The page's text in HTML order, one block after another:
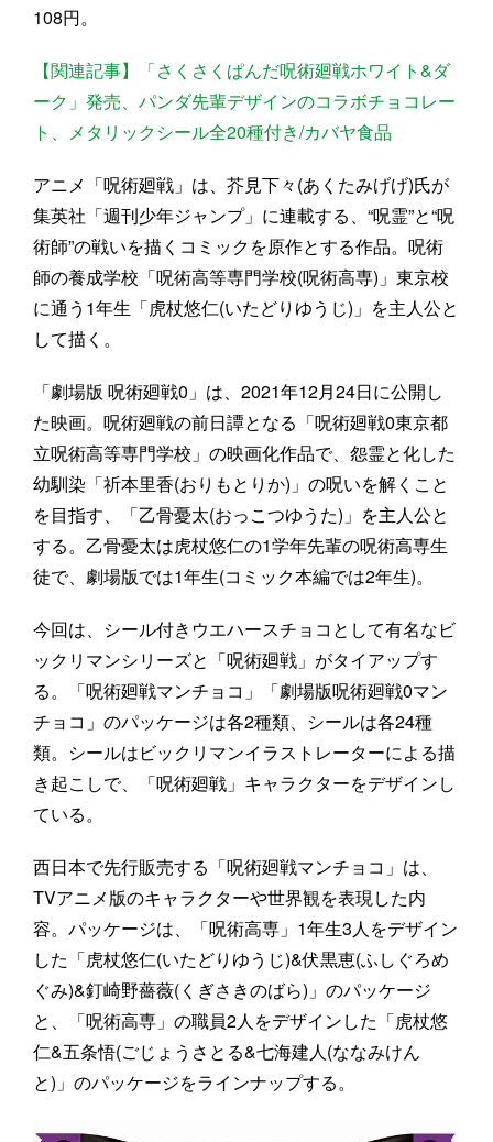
108円。
【関連記事】「さくさくぱんだ呪術廻戦ホワイト&ダ
ーク」発売、パンダ先輩デザインのコラボチョコレー
ト、メタリックシール全20種付き/カバヤ食品
アニメ「呪術廻戦」は、芥見下々(あくたみげげ)氏が
集英社「週刊少年ジャンプ」に連載する、“呪霊”と“呪
術師”の戦いを描くコミックを原作とする作品。呪術
師の養成学校「呪術高等専門学校(呪術高専)」東京校
に通う1年生「虎杖悠仁(いたどりゆうじ)」を主人公と
して描く。
「劇場版 呪術廻戦0」は、2021年12月24日に公開し
た映画。呪術廻戦の前日譚となる「呪術廻戦0東京都
立呪術高等専門学校」の映画化作品で、怨霊と化した
幼馴染「祈本里香(おりもとりか)」の呪いを解くこと
を目指す、「乙骨憂太(おっこつゆうた)」を主人公と
する。乙骨憂太は虎杖悠仁の1学年先輩の呪術高専生
徒で、劇場版では1年生(コミック本編では2年生)。
今回は、シール付きウエハースチョコとして有名なビ
ックリマンシリーズと「呪術廻戦」がタイアップす
る。「呪術廻戦マンチョコ」「劇場版呪術廻戦0マン
チョコ」のパッケージは各2種類、シールは各24種
類。シールはビックリマンイラストレーターによる描
き起こしで、「呪術廻戦」キャラクターをデザインし
ている。
西日本で先行販売する「呪術廻戦マンチョコ」は、
TVアニメ版のキャラクターや世界観を表現した内
容。パッケージは、「呪術高専」1年生3人をデザイン
した「虎杖悠仁(いたどりゆうじ)&伏黒恵(ふしぐろめ
ぐみ)&釘崎野薔薇(くぎさきのばら)」のパッケージ
と、「呪術高専」の職員2人をデザインした「虎杖悠
仁&五条悟(ごじょうさとる&七海建人(ななみけん
と)」のパッケージをラインナップする。